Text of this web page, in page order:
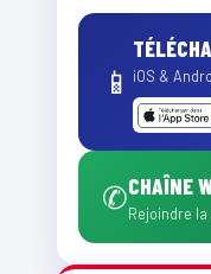
📱 iOS &
✆CHAÎNE
Rejoindre